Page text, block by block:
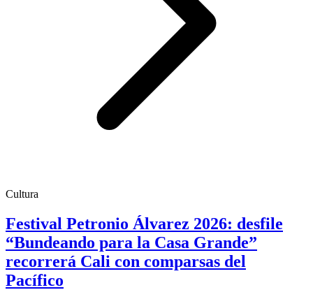
Cultura
Festival Petronio Álvarez 2026: desfile
“Bundeando para la Casa Grande”
recorrerá Cali con comparsas del
Pacífico